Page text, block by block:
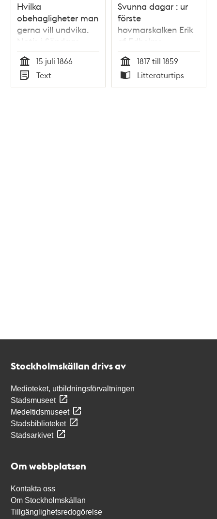
Hvilka
obehagligheter man
gerna vill undvika.
Notis i Söndags-
Nisse – Illustreradt
Veckoblad för
Skämt, Humor och
Satir, nr 29, den 15
Tid
15 juli 1866
Typ
Text
Svunna dagar : ur
förste
hovmarskalken Erik
af Edholms
dagböcker :
tidsbilder från 1800-
talet. Upplevelser
under Karl XIV
Tid
1817 till 1859
Typ
Litteraturtips
Stockholmskällan drivs av
Medioteket, utbildningsförvaltningen
Stadsmuseet
Medeltidsmuseet
Stadsbiblioteket
Stadsarkivet
Om webbplatsen
Kontakta oss
Om Stockholmskällan
Tillgänglighetsredogörelse